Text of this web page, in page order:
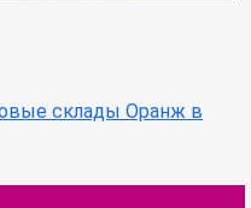
склады Оранж в